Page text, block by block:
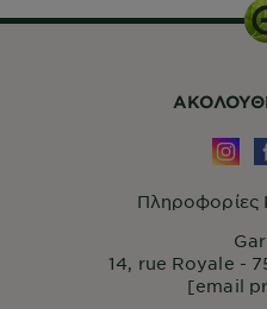
Πληροφορίες
14, rue Royale -
[email